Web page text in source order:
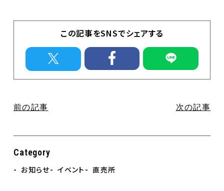
この記事をSNSでシェアする
前の記事 次の記事
Category
お知らせ イベント 直売所